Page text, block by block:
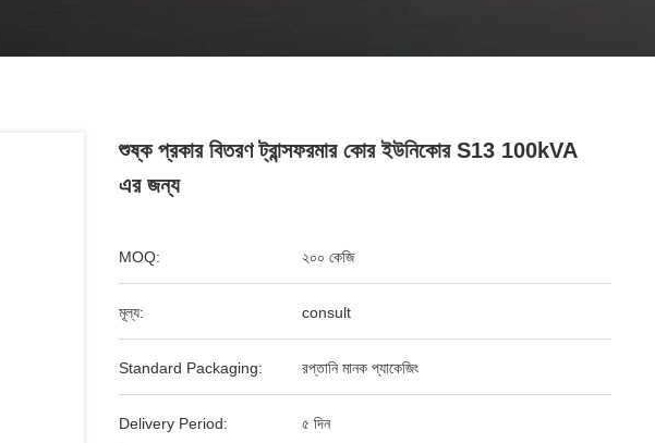
শুষ্ক প্রকার বিতরণ ট্রান্সফরমার কোর ইউনিকোর S13 100kVA
এর জন্য
MOQ: ২০০ কেজি
মূল্য: consult
Standard Packaging: রপ্তানি মানক প্যাকেজিং
Delivery Period: ৫ দিন